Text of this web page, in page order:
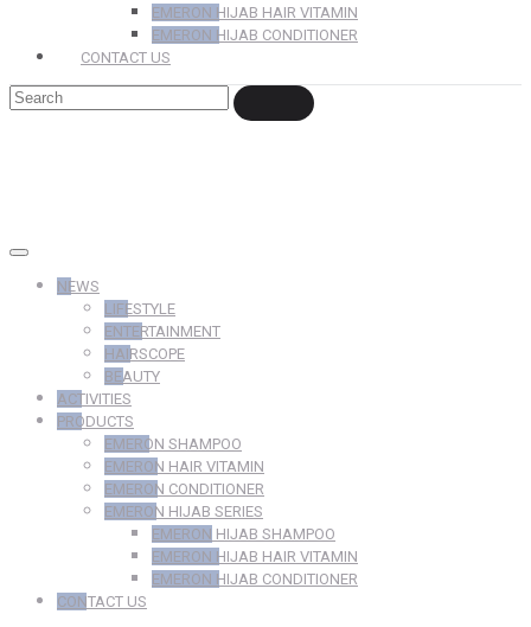
EMERON HIJAB HAIR VITAMIN
EMERON HIJAB CONDITIONER
CONTACT US
NEWS
LIFESTYLE
ENTERTAINMENT
HAIRSCOPE
BEAUTY
ACTIVITIES
PRODUCTS
EMERON SHAMPOO
EMERON HAIR VITAMIN
EMERON CONDITIONER
EMERON HIJAB SERIES
EMERON HIJAB SHAMPOO
EMERON HIJAB HAIR VITAMIN
EMERON HIJAB CONDITIONER
CONTACT US